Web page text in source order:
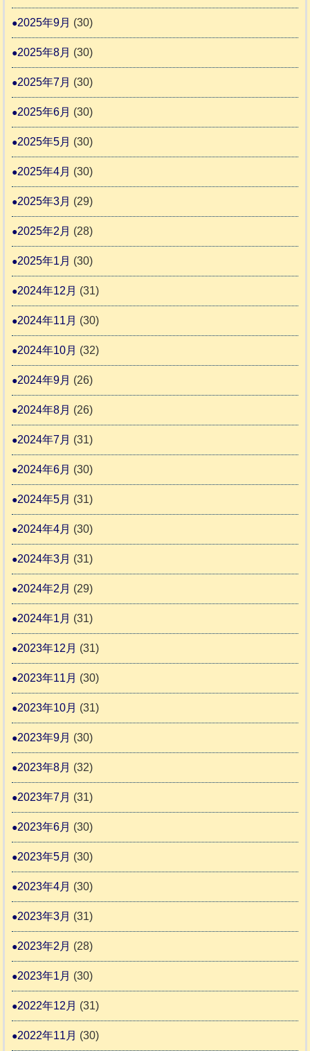
2025年9月 (30)
2025年8月 (30)
2025年7月 (30)
2025年6月 (30)
2025年5月 (30)
2025年4月 (30)
2025年3月 (29)
2025年2月 (28)
2025年1月 (30)
2024年12月 (31)
2024年11月 (30)
2024年10月 (32)
2024年9月 (26)
2024年8月 (26)
2024年7月 (31)
2024年6月 (30)
2024年5月 (31)
2024年4月 (30)
2024年3月 (31)
2024年2月 (29)
2024年1月 (31)
2023年12月 (31)
2023年11月 (30)
2023年10月 (31)
2023年9月 (30)
2023年8月 (32)
2023年7月 (31)
2023年6月 (30)
2023年5月 (30)
2023年4月 (30)
2023年3月 (31)
2023年2月 (28)
2023年1月 (30)
2022年12月 (31)
2022年11月 (30)